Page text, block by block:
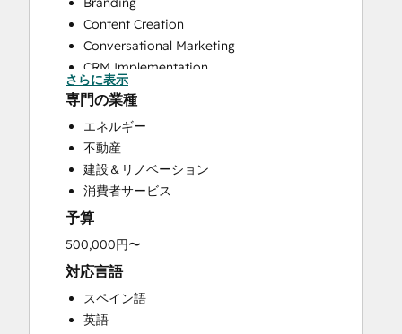
Content Creation
Conversational Marketing
CRM Implementation
CRM Migration
Custom API Integrations
Customer Marketing
Customer Success Training
Customer Support Training
Email Marketing
Full Inbound Marketing Services
HubSpot Onboarding
Knowledge Base Development
Paid Advertising
Programmable Automation
Sales and Marketing Alignment
さらに表示
専門の業種
エネルギー
不動産
建設＆リノベーション
消費者サービス
予算
500,000円〜
対応言語
スペイン語
英語